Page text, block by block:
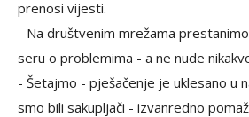
prenosi vijesti.
- Na društvenim mrežama
seru o problemima - a ne nude
- Šetajmo - pješačenje je uklesano u
smo bili sakupljači - izvanredno